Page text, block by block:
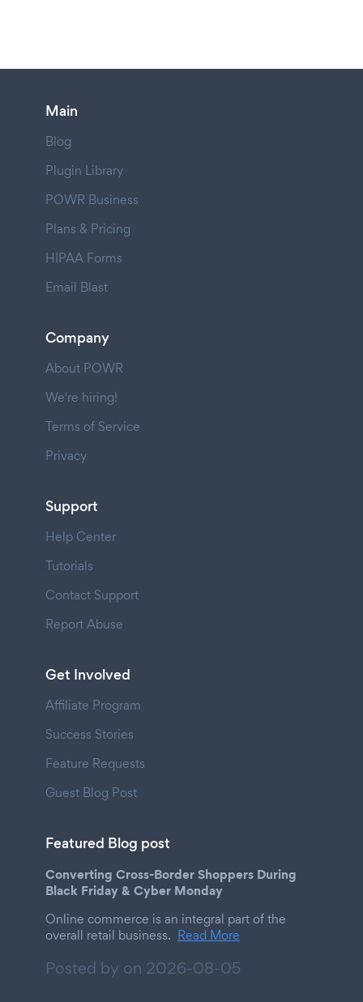
Main
Blog
Plugin Library
POWR Business
Plans & Pricing
HIPAA Forms
Email Blast
Company
About POWR
We're hiring!
Terms of Service
Privacy
Support
Help Center
Tutorials
Contact Support
Report Abuse
Get Involved
Affiliate Program
Success Stories
Feature Requests
Guest Blog Post
Featured Blog post
Converting Cross-Border Shoppers During
Black Friday & Cyber Monday
Online commerce is an integral part of the
overall retail business. Read More
Posted by on 2026-08-05